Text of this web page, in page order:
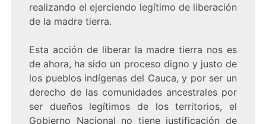
realizando el ejerciendo legítimo de liberación
de la madre tierra.
Esta acción de liberar la madre tierra nos es
de ahora, ha sido un proceso digno y justo de
los pueblos indígenas del Cauca, y por ser un
derecho de las comunidades ancestrales por
ser dueños legítimos de los territorios, el
Gobierno Nacional no tiene justificación de